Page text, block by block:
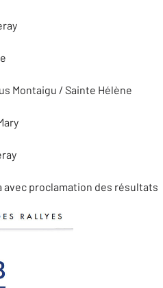
Montaigu / Sainte Hélène
avec proclamation des résultats